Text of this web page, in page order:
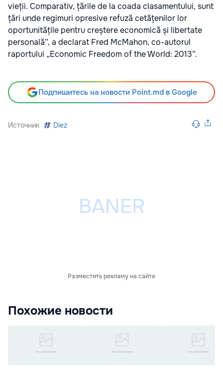
vieții. Comparativ, țările de la coada clasamentului, sunt
țări unde regimuri opresive refuză cetățenilor lor
oportunitățile pentru creștere economică și libertate
personală”, a declarat Fred McMahon, co-autorul
raportului „Economic Freedom of the World: 2013”.
Подпишитесь на новости Point.md в Google
Источник Diez
Разместить рекламу на сайте
Похожие новости